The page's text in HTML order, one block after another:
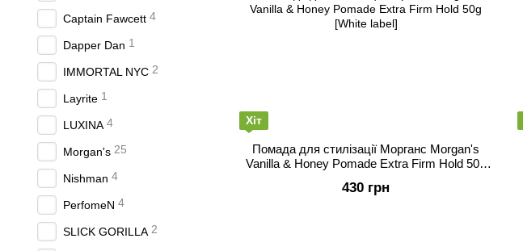
Хіт
Помада для стилізації Морганс Morgan's
Vanilla & Honey Pomade Extra Firm Hold 50g
430 грн
Captain Fawcett 4
Dapper Dan 1
IMMORTAL NYC 2
Layrite 1
LUXINA 4
Morgan's 25
Nishman 4
PerfomeN 4
SLICK GORILLA 2